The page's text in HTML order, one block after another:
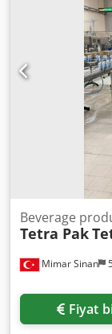
Mimar Sinan
Beverage
Tetra Pak
Fiyat